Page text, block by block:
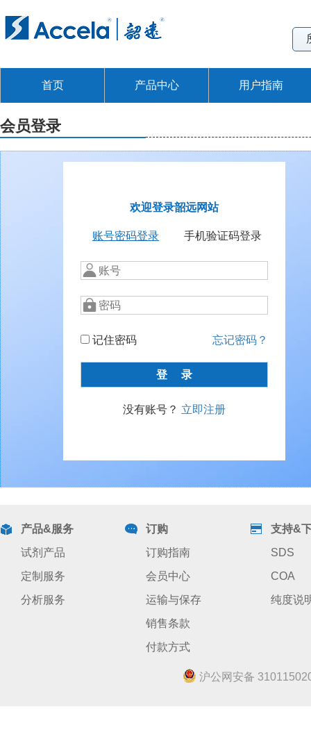
首页 产品中心 用户指南
会员登录
欢迎登录韶远网站
账号密码登录 手机验证码登录
记住密码 忘记密码？
没有账号？ 立即注册
产品&服务
试剂产品
定制服务
分析服务
订购
订购指南
会员中心
运输与保存
销售条款
付款方式
支持&
SDS
COA
纯度说
沪公网安备